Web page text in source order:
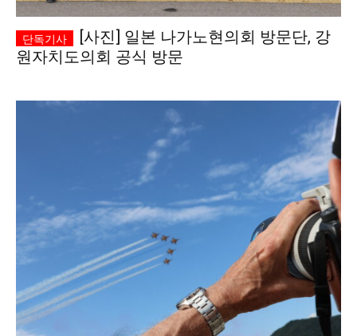
[사진] 일본 나가노현의회 방문단, 강
원자치도의회 공식 방문